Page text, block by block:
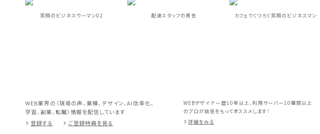
笑顔のビジネスウーマン02 配達スタッフの男性 カフェでくつろぐ笑顔のビジネスマン
WEB業界の（現場の声、業種、デザイン、AI効率化、
学習、副業、転職）情報を配信しています
登録する
ご登録特典を見る
WEBデザイナー歴10年以上、利用サーバー10種類以上
のプロが自信をもってオススメします！
詳細をみる